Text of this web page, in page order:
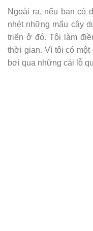
Ngoài ra, nếu bạn có
nhét những mẩu cây
triển ở đó. Tôi làm
thời gian. Vì tôi có một
bơi qua những cái lỗ